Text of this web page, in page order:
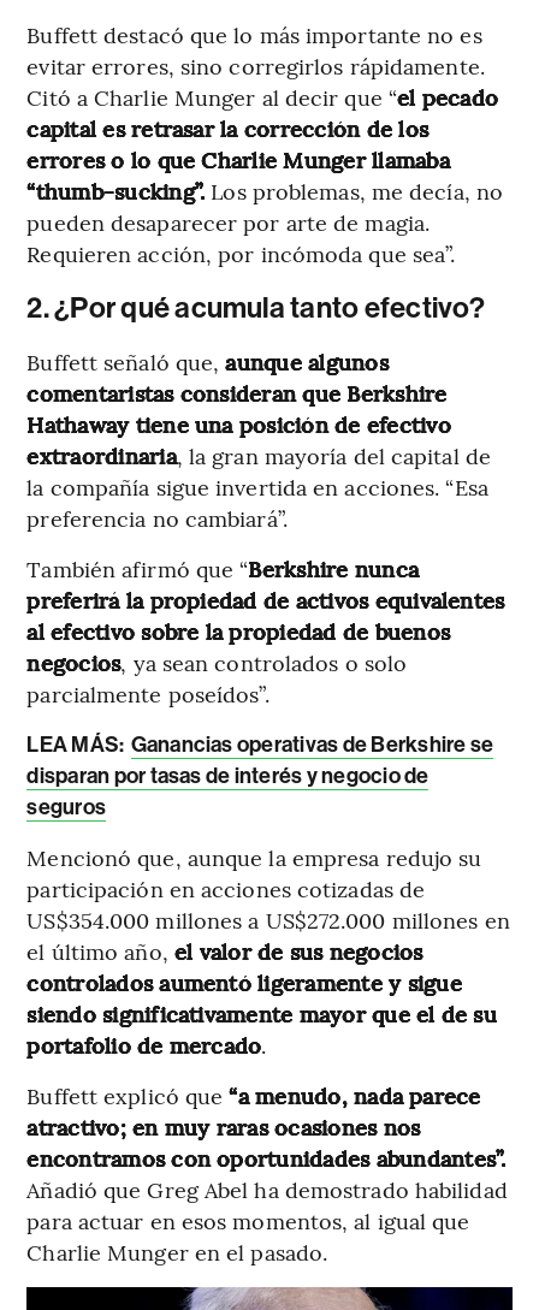
Buffett destacó que lo más importante no es
evitar errores, sino corregirlos rápidamente.
Citó a Charlie Munger al decir que “el pecado
capital es retrasar la corrección de los
errores o lo que Charlie Munger llamaba
“thumb-sucking”. Los problemas, me decía, no
pueden desaparecer por arte de magia.
Requieren acción, por incómoda que sea”​.
2. ¿Por qué acumula tanto efectivo?
Buffett señaló que,aunque algunos
comentaristas consideran que Berkshire
Hathaway tiene una posición de efectivo
extraordinaria, la gran mayoría del capital de
la compañía sigue invertida en acciones. “Esa
preferencia no cambiará”​.
También afirmó que “Berkshire nunca
preferirá la propiedad de activos equivalentes
al efectivo sobre la propiedad de buenos
negocios, ya sean controlados o solo
parcialmente poseídos”​.
LEA MÁS: Ganancias operativas de Berkshire se
disparan por tasas de interés y negocio de
seguros
Mencionó que, aunque la empresa redujo su
participación en acciones cotizadas de
US$354.000 millones a US$272.000 millones en
el último año, el valor de sus negocios
controlados aumentó ligeramente y sigue
siendo significativamente mayor que el de su
portafolio de mercado​.
Buffett explicó que“a menudo, nada parece
atractivo; en muy raras ocasiones nos
encontramos con oportunidades abundantes”​.
Añadió que Greg Abel ha demostrado habilidad
para actuar en esos momentos, al igual que
Charlie Munger en el pasado​.